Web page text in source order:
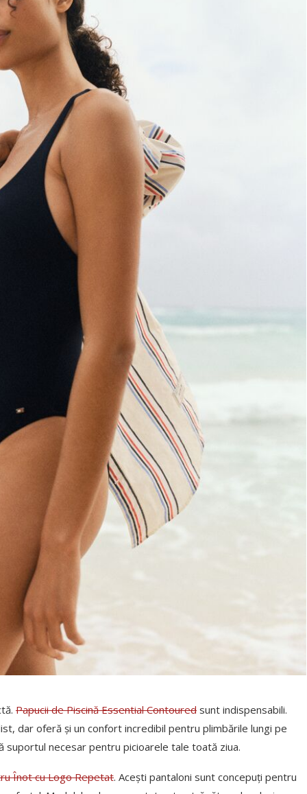
Papucii de Piscină Essential Contoured sunt indispensabili.
dar oferă și un confort incredibil pentru plimbările lungi pe
suportul necesar pentru picioarele tale toată ziua.
Înot cu Logo Repetat. Acești pantaloni sunt concepuți pentru